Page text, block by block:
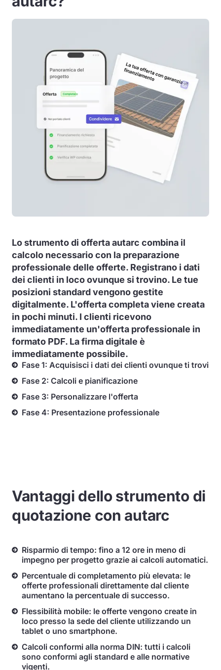
Lo strumento di offerta autarc combina il
calcolo necessario con la preparazione
professionale delle offerte. Registrano i dati
dei clienti in loco ovunque si trovino. Le tue
posizioni standard vengono gestite
digitalmente. L'offerta completa viene creata
in pochi minuti. I clienti ricevono
immediatamente un'offerta professionale in
formato PDF. La firma digitale è
immediatamente possibile.
Fase 1: Acquisisci i dati dei clienti ovunque ti trovi
Fase 2: Calcoli e pianificazione
Fase 3: Personalizzare l'offerta
Fase 4: Presentazione professionale
Vantaggi dello strumento di
quotazione con autarc
Risparmio di tempo: fino a 12 ore in meno di
impegno per progetto grazie ai calcoli automatici.
Percentuale di completamento più elevata: le
offerte professionali direttamente dal cliente
aumentano la percentuale di successo.
Flessibilità mobile: le offerte vengono create in
loco presso la sede del cliente utilizzando un
tablet o uno smartphone.
Calcoli conformi alla norma DIN: tutti i calcoli
sono conformi agli standard e alle normative
vigenti.